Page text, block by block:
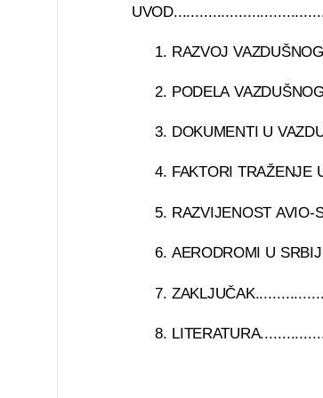
1. RAZVOJ
2. PODELA
3. DOKUMENTI U
4. FAKTORI
5. RAZVIJENOST
6. AERODROMI U
7.
8.